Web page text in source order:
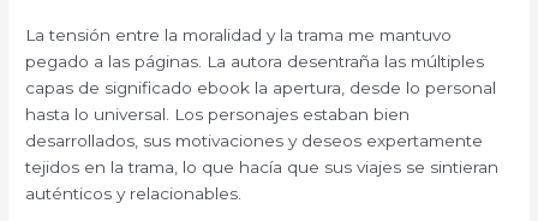
La tensión entre la moralidad y la trama me mantuvo
pegado a las páginas. La autora desentraña las múltiples
capas de significado ebook la apertura, desde lo personal
hasta lo universal. Los personajes estaban bien
desarrollados, sus motivaciones y deseos expertamente
tejidos en la trama, lo que hacía que sus viajes se sintieran
auténticos y relacionables.